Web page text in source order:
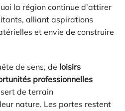
la région continue d’attirer
alliant aspirations
et envie de construire
de sens, de loisirs
professionnelles
sert de terrain
nature. Les portes restent